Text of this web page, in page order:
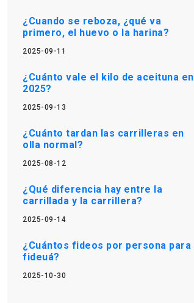
¿Cuando se reboza, ¿qué va
primero, el huevo o la harina?
2025-09-11
¿Cuánto vale el kilo de aceituna en
2025?
2025-09-13
¿Cuánto tardan las carrilleras en
olla normal?
2025-08-12
¿Qué diferencia hay entre la
carrillada y la carrillera?
2025-09-14
¿Cuántos fideos por persona para
fideuá?
2025-10-30